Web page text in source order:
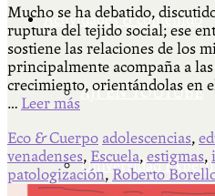
Actividades & contenido
AJÍ EN YOUTUBE
Universidad
Mucho se ha debatido,
ruptura del tejido social; ese
sostiene las relaciones de los
principalmente acompaña a
crecimiento, orientándolas en
… Leer más
Eco & Cuerpo adolescencias,
venadenses, Escuela, estigmas,
patologización, Roberto